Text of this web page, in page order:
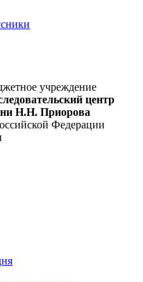
учреждение
центр
Н.Н. Приорова
Федерации